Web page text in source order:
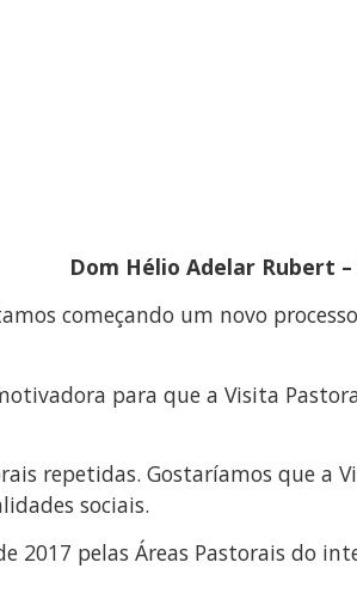
Dom Hélio Adelar Rubert
começando um novo
para que a Visita
repetidas. Gostaríamos que a
sociais.
2017 pelas Áreas Pastorais do